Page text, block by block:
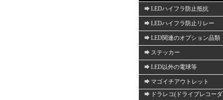
LEDハイフラ防止抵抗
LEDハイフラ防止リレー
LED関連のオプション品類
ステッカー
LED以外の電球等
マゴイチアウトレット
ドラレコ(ドライブレコーダ